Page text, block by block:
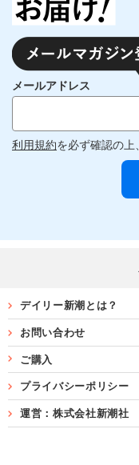
メールアドレス
利用規約を必ず確認の上
デイリー新潮とは？
お問い合わせ
ご購入
プライバシーポリシー
運営：株式会社新潮社